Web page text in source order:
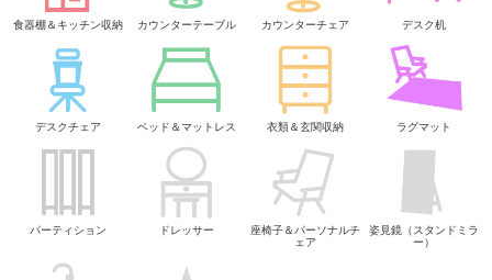
食器棚＆キッチン収納 カウンターテーブル カウンターチェア デスク机
デスクチェア ベッド＆マットレス 衣類＆玄関収納 ラグマット
パーティション ドレッサー
座椅子＆パーソナルチ
ェア
姿見鏡（スタンドミラ
ー）